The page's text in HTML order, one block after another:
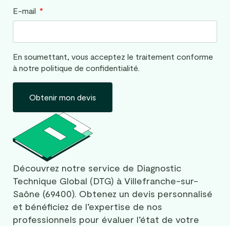
E-mail
En soumettant, vous acceptez le traitement conforme
à notre politique de confidentialité.
Obtenir mon devis
Découvrez notre service de Diagnostic
Technique Global (DTG) à Villefranche-sur-
Saône (69400). Obtenez un devis personnalisé
et bénéficiez de l’expertise de nos
professionnels pour évaluer l’état de votre